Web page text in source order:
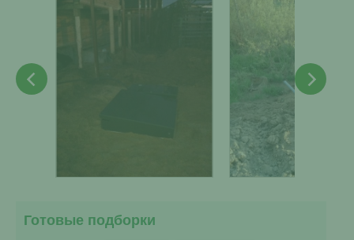
Готовые подборки